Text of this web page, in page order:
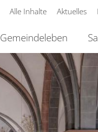
Alle Inhalte Aktuelles
Gemeindeleben